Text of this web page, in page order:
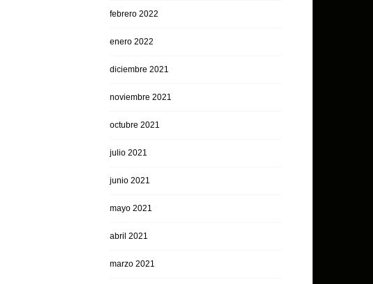
febrero 2022
enero 2022
diciembre 2021
noviembre 2021
octubre 2021
julio 2021
junio 2021
mayo 2021
abril 2021
marzo 2021